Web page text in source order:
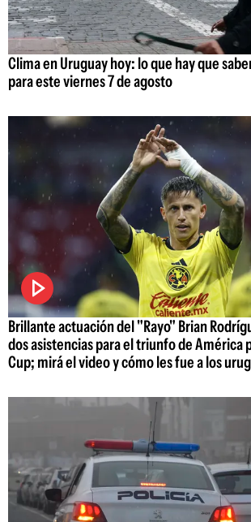
Clima en Uruguay hoy: lo que hay que
para este viernes 7 de agosto
Brillante actuación del "Rayo" Brian
dos asistencias para el triunfo de América
Cup; mirá el video y cómo les fue a los